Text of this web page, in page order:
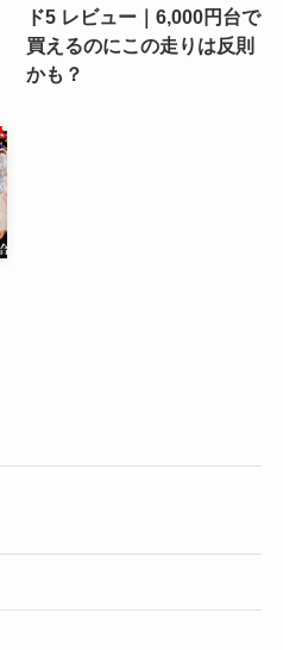
ド5 レビュー｜6,000円台で
買えるのにこの走りは反則
かも？